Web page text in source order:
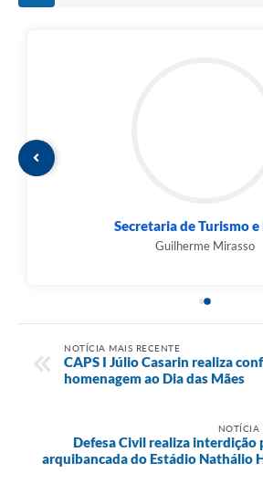
Secretaria de Turismo e
Guilherme Mirasso
NOTÍCIA MAIS RECENTE
CAPS I Júlio Casarin realiza
homenagem ao Dia das Mães
NOTÍCIA
Defesa Civil realiza interdição
arquibancada do Estádio Nathálio